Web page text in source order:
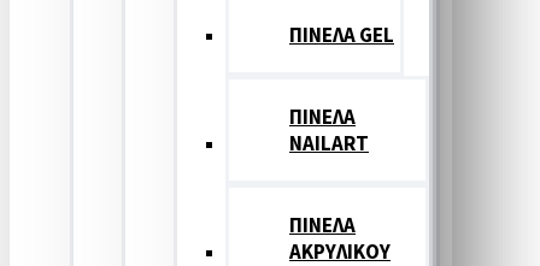
ΠΙΝΕΛΑ GEL
ΠΙΝΕΛΑ
NAILART
ΠΙΝΕΛΑ
ΑΚΡΥΛΙΚΟΥ